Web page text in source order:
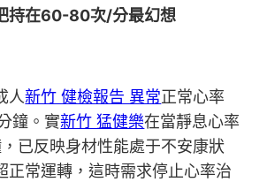
持在60-80次/分最幻想
人新竹 健檢報告 異常正常心率
鐘。實新竹 猛健樂在當靜息心率
已反映身材性能處于不安康狀
正常運轉，這時需求停止心率治